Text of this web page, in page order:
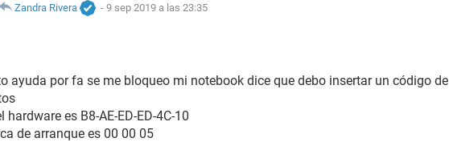
Zandra Rivera
- 9 sep 2019 a las 23:35
ayuda por fa se me bloqueo mi notebook dice que debo insertar un código de
hardware es B8-AE-ED-ED-4C-10
de arranque es 00 00 05